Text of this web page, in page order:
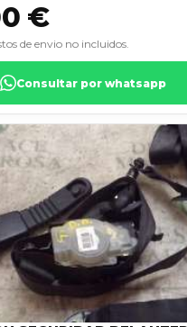
€
de envio no incluidos.
Consultar por whatsapp